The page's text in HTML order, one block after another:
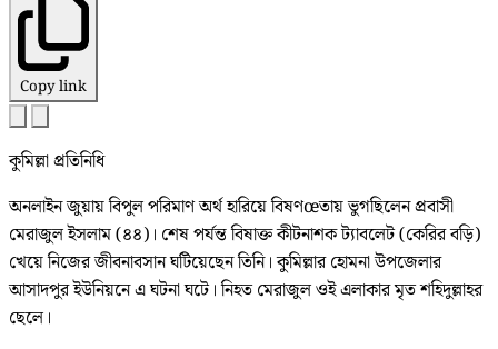
Copy link
কুমিল্লা প্রতিনিধি
অনলাইন জুয়ায় বিপুল পরিমাণ অর্থ হারিয়ে বিষণœতায় ভুগছিলেন প্রবাসী
মেরাজুল ইসলাম (৪৪)। শেষ পর্যন্ত বিষাক্ত কীটনাশক ট্যাবলেট (কেরির বড়ি)
খেয়ে নিজের জীবনাবসান ঘটিয়েছেন তিনি। কুমিল্লার হোমনা উপজেলার
আসাদপুর ইউনিয়নে এ ঘটনা ঘটে। নিহত মেরাজুল ওই এলাকার মৃত শহিদুল্লাহর
ছেলে।